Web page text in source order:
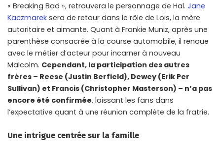
« Breaking Bad », retrouvera le personnage de Hal. Jane
Kaczmarek sera de retour dans le rôle de Lois, la mère
autoritaire et aimante. Quant à Frankie Muniz, après une
parenthèse consacrée à la course automobile, il renoue
avec le métier d’acteur pour incarner à nouveau
Malcolm. Cependant, la participation des autres
frères – Reese (Justin Berfield), Dewey (Erik Per
Sullivan) et Francis (Christopher Masterson) – n’a pas
encore été confirmée, laissant les fans dans
l’expectative quant à une réunion complète de la fratrie.
Une intrigue centrée sur la famille